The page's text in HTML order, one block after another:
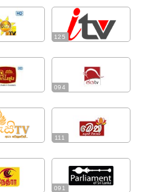
125
094
111
091